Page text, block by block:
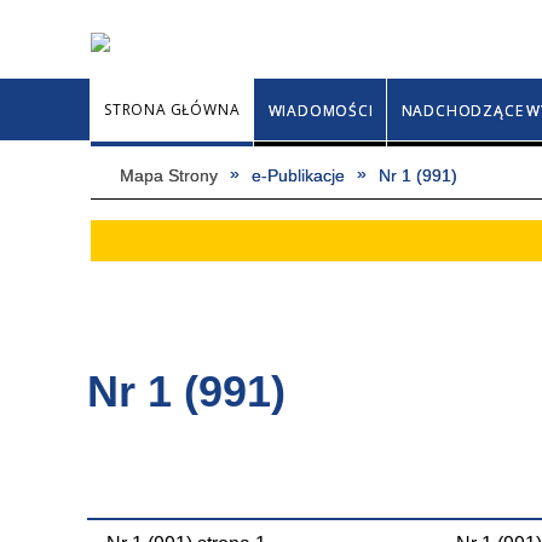
STRONA GŁÓWNA WIADOMOŚCI NADCHODZĄCE
Mapa Strony e-Publikacje Nr 1 (991)
Nr 1 (991)